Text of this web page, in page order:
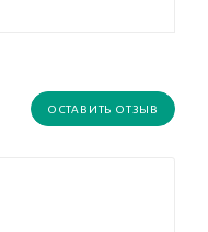
ОСТАВИТЬ ОТЗЫВ